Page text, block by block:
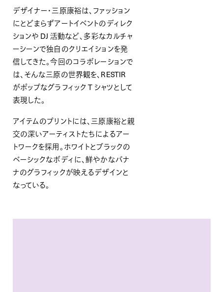
デザイナー・三原康裕は、ファッション
にとどまらずアートイベントのディレク
ションや DJ 活動など、多彩なカルチャ
ーシーンで独自のクリエイションを発
信してきた。今回のコラボレーションで
は、そんな三原の世界観を、RESTIR
がポップなグラフィック T シャツとして
表現した。
アイテムのプリントには、三原康裕と親
交の深いアーティストたちによるアー
トワークを採用。ホワイトとブラックの
ベーシックなボディに、鮮やかなバナ
ナのグラフィックが映えるデザインと
なっている。